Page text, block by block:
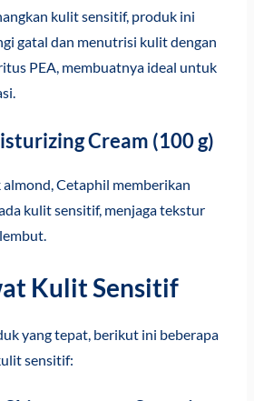
kulit sensitif, produk ini
gatal dan menutrisi kulit dengan
PEA, membuatnya ideal untuk
Cream (100 g)
Cetaphil memberikan
kulit sensitif, menjaga tekstur
Kulit Sensitif
yang tepat, berikut ini beberapa
sensitif: